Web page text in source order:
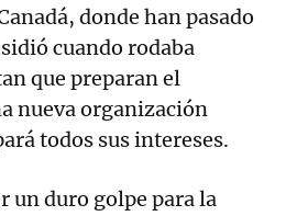
donde han pasado
cuando rodaba
que preparan el
nueva organización
todos sus intereses.
un duro golpe para la